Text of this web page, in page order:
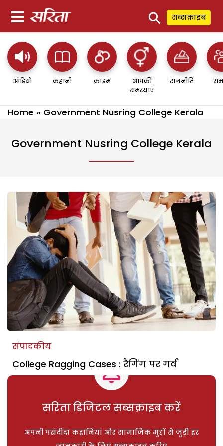
⚲ सब्सक्राइब
ऑडियो कहानी क्राइम
आपकी
समस्याएं
राजनीति
Home » Government Nusring College Kerala
Government Nusring College Kerala
संपादकीय
College Ragging Cases : रैगिंग पर गर्व
सरिता डिजिटल सब्सक्राइब करें
अपनी पसंदीदा कहानियां और सामाजिक मुद्दों से जुड़ी हर